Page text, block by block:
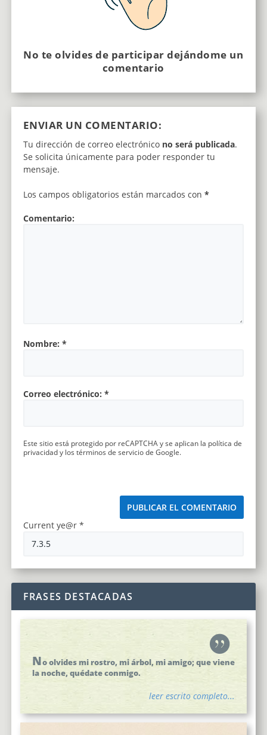
No te olvides de participar dejándome un
comentario
ENVIAR UN COMENTARIO:
Tu dirección de correo electrónico no será publicada.
Se solicita únicamente para poder responder tu
mensaje.
Los campos obligatorios están marcados con *
Comentario:
Nombre: *
Correo electrónico: *
Este sitio está protegido por reCAPTCHA y se aplican la política de
privacidady los términos de serviciode Google.
Current ye@r *
FRASES DESTACADAS
No olvides mi rostro, mi árbol, mi amigo; que viene
la noche, quédate conmigo.
leer escrito completo...